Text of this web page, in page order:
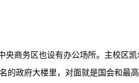
商务区也设有办公场所。主校区
的政府大楼里，对面就是国会和最